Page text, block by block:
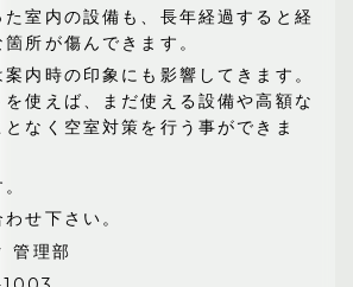
室内の設備も、長年経過すると経
所が傷んできます。
内時の印象にも影響してきます。
使えば、まだ使える設備や高額な
なく空室対策を行う事ができま
せ下さい。
管理部